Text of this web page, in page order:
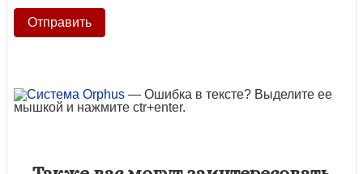
— Ошибка в тексте? Выделите ее
мышкой и нажмите ctr+enter.